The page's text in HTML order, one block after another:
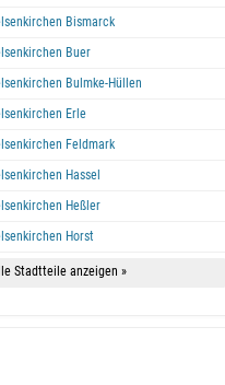
Bismarck
Buer
Bulmke-Hüllen
Erle
Feldmark
Hassel
Heßler
Horst
Stadtteile anzeigen »